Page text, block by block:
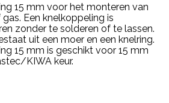
15 mm voor het monteren van
Een knelkoppeling is
zonder te solderen of te lassen.
uit een moer en een knelring.
15 mm is geschikt voor 15 mm
KIWA keur.